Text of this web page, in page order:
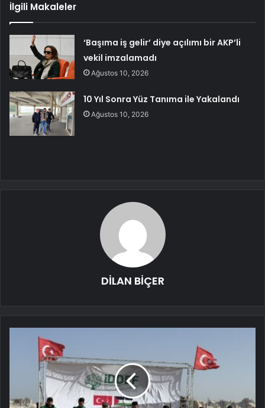
İlgili Makaleler
‘Başıma iş gelir’ diye açılımı bir AKP’li
vekil imzalamadı
Ağustos 10, 2026
10 Yıl Sonra Yüz Tanıma ile Yakalandı
Ağustos 10, 2026
DİLAN BİÇER